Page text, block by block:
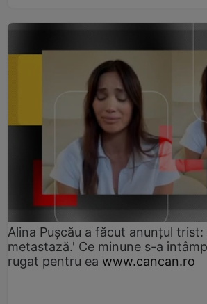
Alina Pușcău a făcut anunțul
metastază.' Ce minune s-a
rugat pentru ea www.cancan.ro